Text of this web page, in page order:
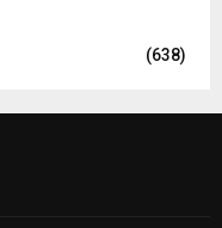
(638)